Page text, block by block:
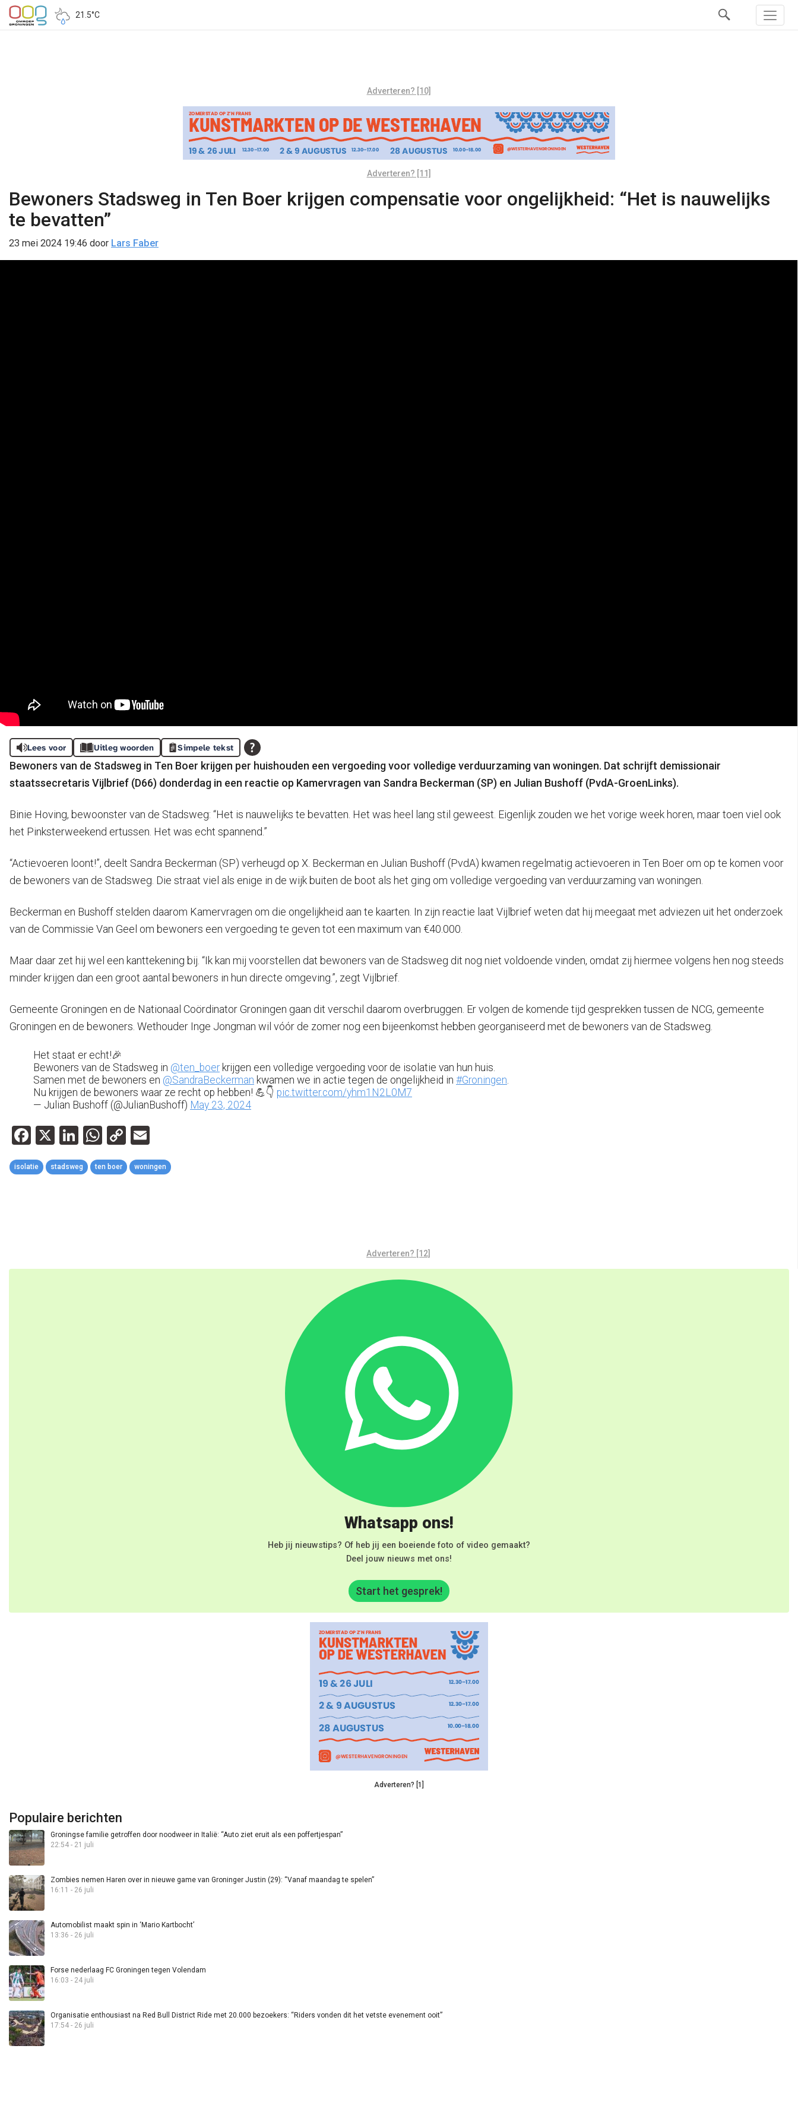
21.5°C
Adverteren? [10]
Adverteren? [11]
Bewoners Stadsweg in Ten Boer krijgen compensatie voor ongelijkheid: “Het is nauwelijks
te bevatten”
23 mei 2024 19:46 door Lars Faber
Lees voor Uitleg woorden Simpele tekst
Bewoners van de Stadsweg in Ten Boer krijgen per huishouden een vergoeding voor volledige verduurzaming van woningen. Dat schrijft demissionair
staatssecretaris Vijlbrief (D66) donderdag in een reactie op Kamervragen van Sandra Beckerman (SP) en Julian Bushoff (PvdA-GroenLinks).
Binie Hoving, bewoonster van de Stadsweg: “Het is nauwelijks te bevatten. Het was heel lang stil geweest. Eigenlijk zouden we het vorige week horen, maar toen viel ook
het Pinksterweekend ertussen. Het was echt spannend.”
“Actievoeren loont!”, deelt Sandra Beckerman (SP) verheugd op X. Beckerman en Julian Bushoff (PvdA) kwamen regelmatig actievoeren in Ten Boer om op te komen voor
de bewoners van de Stadsweg. Die straat viel als enige in de wijk buiten de boot als het ging om volledige vergoeding van verduurzaming van woningen.
Beckerman en Bushoff stelden daarom Kamervragen om die ongelijkheid aan te kaarten. In zijn reactie laat Vijlbrief weten dat hij meegaat met adviezen uit het onderzoek
van de Commissie Van Geel om bewoners een vergoeding te geven tot een maximum van €40.000.
Maar daar zet hij wel een kanttekening bij. “Ik kan mij voorstellen dat bewoners van de Stadsweg dit nog niet voldoende vinden, omdat zij hiermee volgens hen nog steeds
minder krijgen dan een groot aantal bewoners in hun directe omgeving.”, zegt Vijlbrief.
Gemeente Groningen en de Nationaal Coördinator Groningen gaan dit verschil daarom overbruggen. Er volgen de komende tijd gesprekken tussen de NCG, gemeente
Groningen en de bewoners. Wethouder Inge Jongman wil vóór de zomer nog een bijeenkomst hebben georganiseerd met de bewoners van de Stadsweg.
Het staat er echt!🎉
Bewoners van de Stadsweg in @ten_boerkrijgen een volledige vergoeding voor de isolatie van hun huis.
Samen met de bewoners en @SandraBeckerman kwamen we in actie tegen de ongelijkheid in #Groningen.
Nu krijgen de bewoners waar ze recht op hebben! 💪👇 pic.twitter.com/yhm1N2L0M7
— Julian Bushoff (@JulianBushoff) May 23, 2024
Facebook
X LinkedIn
WhatsApp
Copy
Link
isolatie stadsweg ten boer woningen
Adverteren? [12]
Whatsapp ons!
Heb jij nieuwstips? Of heb jij een boeiende foto of video gemaakt?
Deel jouw nieuws met ons!
Start het gesprek!
Adverteren? [1]
Populaire berichten
Groningse familie getroffen door noodweer in Italië: “Auto ziet eruit als een poffertjespan”
22:54 - 21 juli
Zombies nemen Haren over in nieuwe game van Groninger Justin (29): “Vanaf maandag te spelen”
16:11 - 26 juli
Automobilist maakt spin in ‘Mario Kartbocht’
13:36 - 26 juli
Forse nederlaag FC Groningen tegen Volendam
16:03 - 24 juli
Organisatie enthousiast na Red Bull District Ride met 20.000 bezoekers: “Riders vonden dit het vetste evenement ooit”
17:54 - 26 juli